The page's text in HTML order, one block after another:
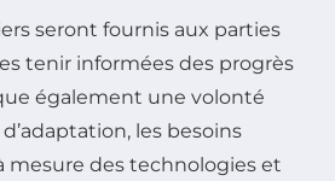
seront fournis aux parties
tenir informées des progrès
également une volonté
les besoins
mesure des technologies et